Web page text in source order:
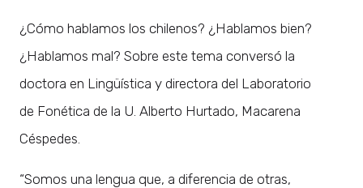
¿Cómo hablamos los chilenos? ¿Hablamos bien?
¿Hablamos mal? Sobre este tema conversó la
doctora en Lingüística y directora del Laboratorio
de Fonética de la U. Alberto Hurtado, Macarena
Céspedes.
“Somos una lengua que, a diferencia de otras,